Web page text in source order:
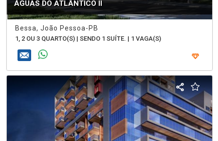
ÁGUAS DO ATLÂNTICO II
Bessa, João Pessoa-PB
1, 2 OU 3 QUARTO(S) | SENDO 1 SUÍTE. | 1 VAGA(S)